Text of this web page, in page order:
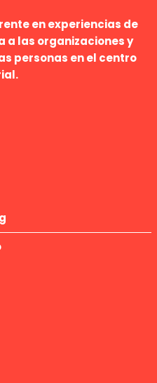
Funciona
la versión
de
mismo
chat para
cualquier
en experiencias de
a las organizaciones y
personas en el centro